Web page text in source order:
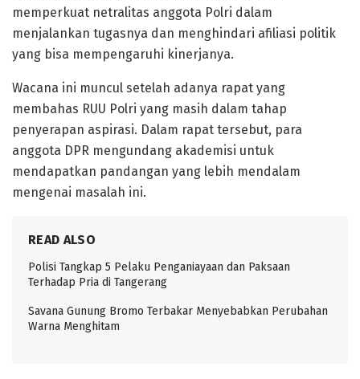
memperkuat netralitas anggota Polri dalam
menjalankan tugasnya dan menghindari afiliasi politik
yang bisa mempengaruhi kinerjanya.
Wacana ini muncul setelah adanya rapat yang
membahas RUU Polri yang masih dalam tahap
penyerapan aspirasi. Dalam rapat tersebut, para
anggota DPR mengundang akademisi untuk
mendapatkan pandangan yang lebih mendalam
mengenai masalah ini.
READ ALSO
Polisi Tangkap 5 Pelaku Penganiayaan dan Paksaan
Terhadap Pria di Tangerang
Savana Gunung Bromo Terbakar Menyebabkan Perubahan
Warna Menghitam